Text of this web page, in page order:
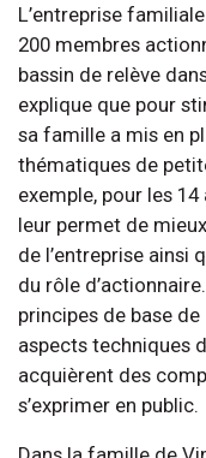
L’entreprise
200 membres
bassin de relève
explique que pour
sa famille a mis en
thématiques de
exemple, pour les
leur permet de
de l’entreprise ainsi
du rôle
principes de base de
aspects techniques
acquièrent des
s’exprimer en public.